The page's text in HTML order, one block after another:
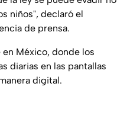
niños", declaró el
de prensa.
México, donde los
diarias en las pantallas
digital.